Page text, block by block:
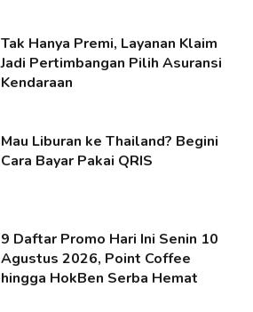
Tak Hanya Premi, Layanan Klaim
Jadi Pertimbangan Pilih Asuransi
Kendaraan
Mau Liburan ke Thailand? Begini
Cara Bayar Pakai QRIS
9 Daftar Promo Hari Ini Senin 10
Agustus 2026, Point Coffee
hingga HokBen Serba Hemat